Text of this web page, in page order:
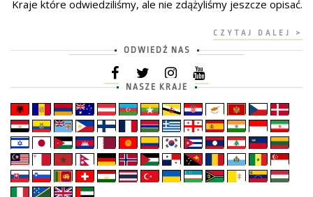
Kraje które odwiedziliśmy, ale nie zdążyliśmy jeszcze opisać.
CZYTAJ DALEJ >
ODWIEDŹ NAS
NASZE KRAJE